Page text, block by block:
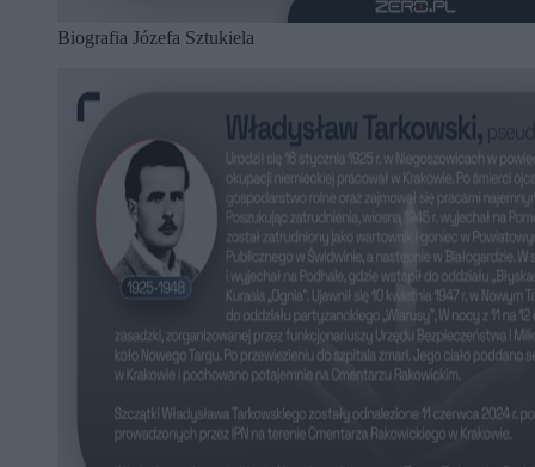
Biografia Józefa Sztukiela